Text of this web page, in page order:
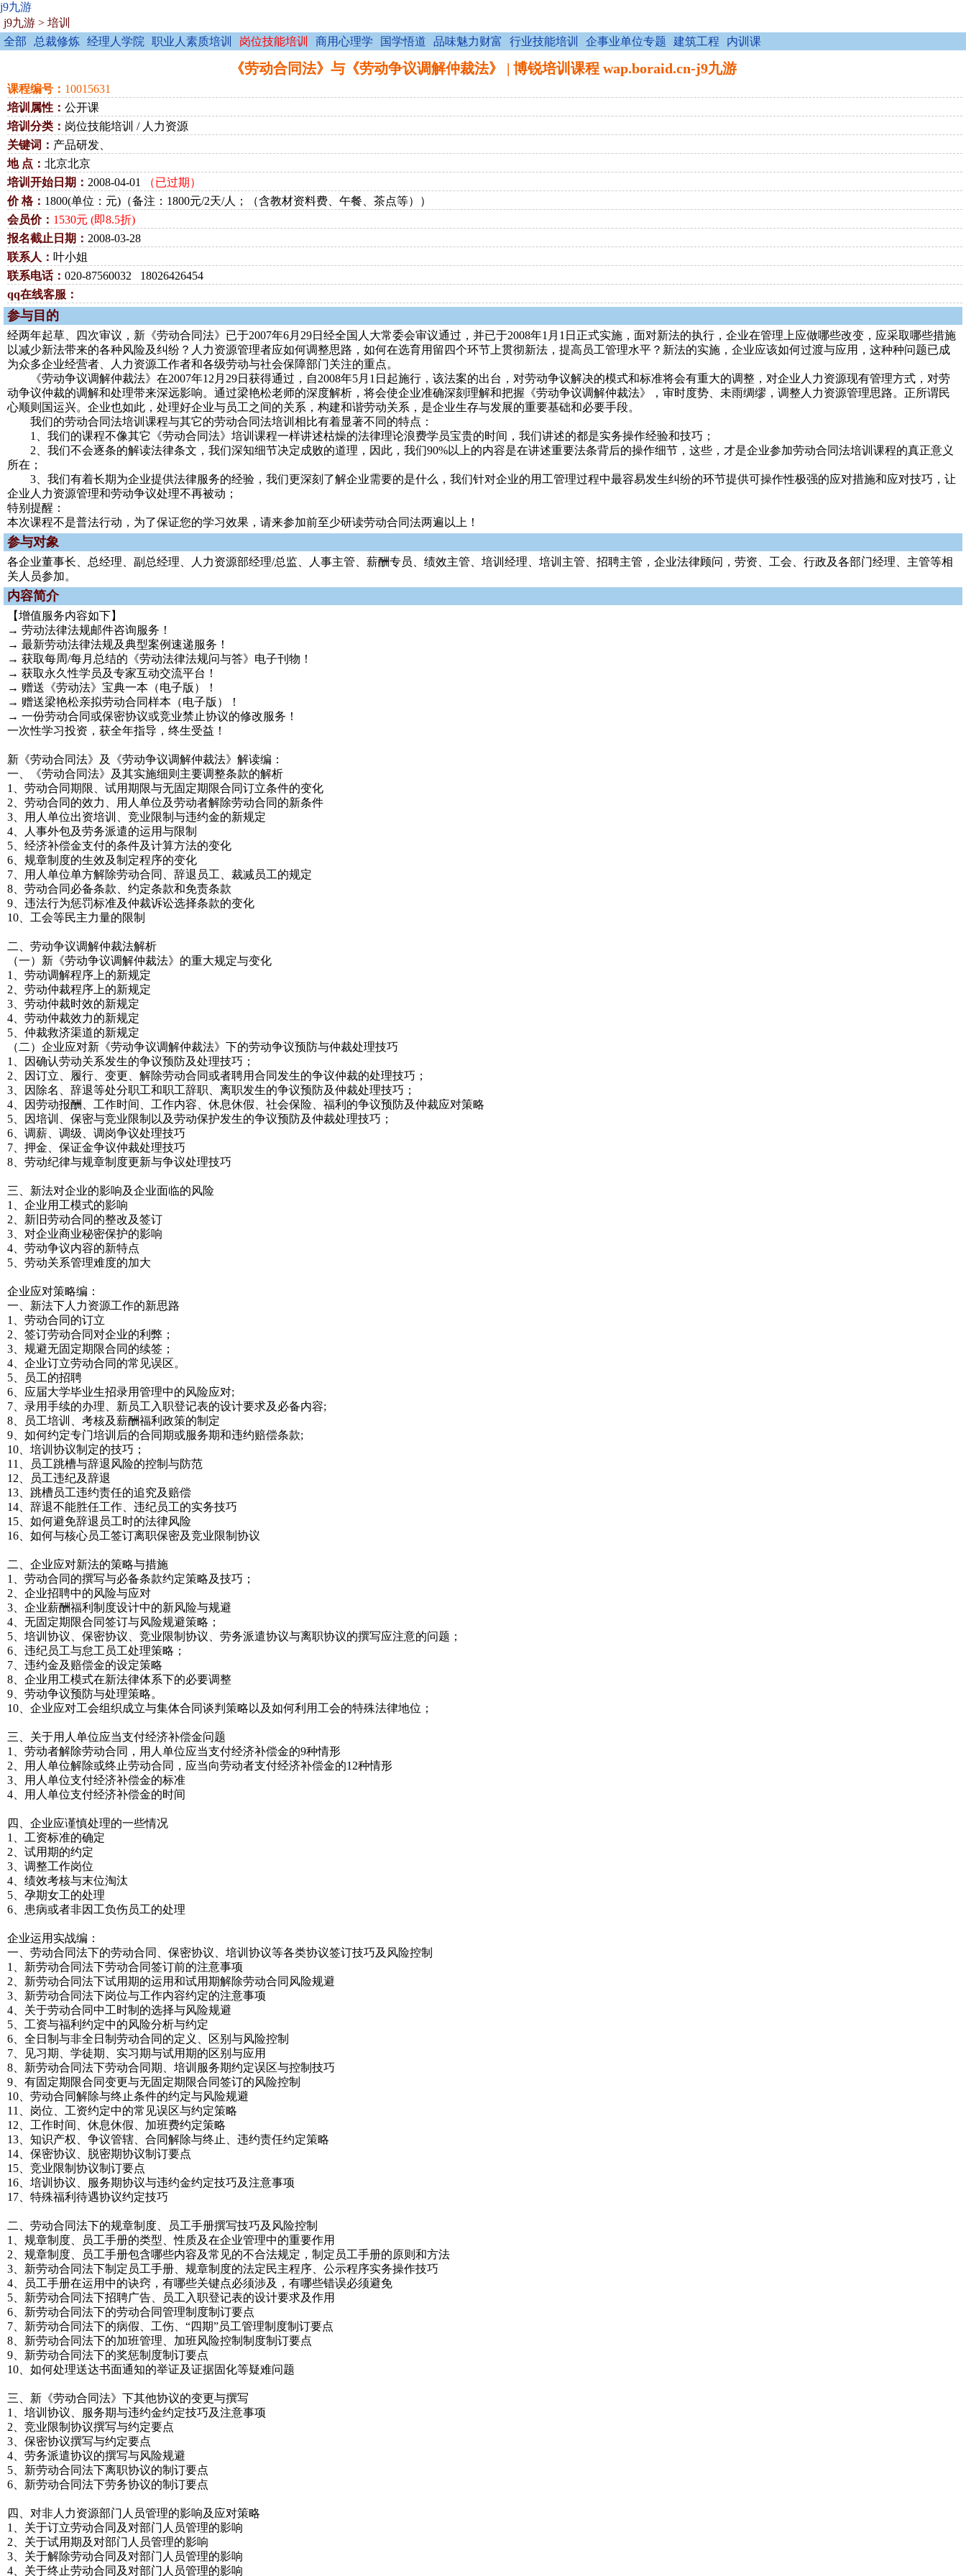
j9九游
j9九游 > 培训
全部
总裁修炼 经理人学院 职业人素质培训 岗位技能培训 商用心理学 国学悟道 品味魅力财富 行业技能培训 企事业单位专题 建筑工程 内训课
《劳动合同法》与《劳动争议调解仲裁法》 | 博锐培训课程 wap.boraid.cn-j9九游
课程编号： 10015631
培训属性： 公开课
培训分类： 岗位技能培训 / 人力资源
关键词： 产品研发、
地 点： 北京北京
培训开始日期： 2008-04-01
（已过期）
价 格： 1800(单位：元)（备注：1800元/2天/人；（含教材资料费、午餐、茶点等））
会员价： 1530元 (即8.5折)
报名截止日期： 2008-03-28
联系人： 叶小姐
联系电话： 020-87560032 18026426454
qq在线客服：
参与目的
经两年起草、四次审议，新《劳动合同法》已于2007年6月29日经全国人大常委会审议通过，并已于2008年1月1日正式实施，面对新法的执行，企业在管理上应做哪些改变，应采取哪些措施
以减少新法带来的各种风险及纠纷？人力资源管理者应如何调整思路，如何在选育用留四个环节上贯彻新法，提高员工管理水平？新法的实施，企业应该如何过渡与应用，这种种问题已成
为众多企业经营者、人力资源工作者和各级劳动与社会保障部门关注的重点。
《劳动争议调解仲裁法》在2007年12月29日获得通过，自2008年5月1日起施行，该法案的出台，对劳动争议解决的模式和标准将会有重大的调整，对企业人力资源现有管理方式，对劳
动争议仲裁的调解和处理带来深远影响。通过梁艳松老师的深度解析，将会使企业准确深刻理解和把握《劳动争议调解仲裁法》，审时度势、未雨绸缪，调整人力资源管理思路。正所谓民
心顺则国运兴。企业也如此，处理好企业与员工之间的关系，构建和谐劳动关系，是企业生存与发展的重要基础和必要手段。
我们的劳动合同法培训课程与其它的劳动合同法培训相比有着显著不同的特点：
1、我们的课程不像其它《劳动合同法》培训课程一样讲述枯燥的法律理论浪费学员宝贵的时间，我们讲述的都是实务操作经验和技巧；
2、我们不会逐条的解读法律条文，我们深知细节决定成败的道理，因此，我们90%以上的内容是在讲述重要法条背后的操作细节，这些，才是企业参加劳动合同法培训课程的真正意义
所在；
3、我们有着长期为企业提供法律服务的经验，我们更深刻了解企业需要的是什么，我们针对企业的用工管理过程中最容易发生纠纷的环节提供可操作性极强的应对措施和应对技巧，让
企业人力资源管理和劳动争议处理不再被动；
特别提醒：
本次课程不是普法行动，为了保证您的学习效果，请来参加前至少研读劳动合同法两遍以上！
参与对象
各企业董事长、总经理、副总经理、人力资源部经理/总监、人事主管、薪酬专员、绩效主管、培训经理、培训主管、招聘主管，企业法律顾问，劳资、工会、行政及各部门经理、主管等相
关人员参加。
内容简介
【增值服务内容如下】
→ 劳动法律法规邮件咨询服务！
→ 最新劳动法律法规及典型案例速递服务！
→ 获取每周/每月总结的《劳动法律法规问与答》电子刊物！
→ 获取永久性学员及专家互动交流平台！
→ 赠送《劳动法》宝典一本（电子版）！
→ 赠送梁艳松亲拟劳动合同样本（电子版）！
→ 一份劳动合同或保密协议或竞业禁止协议的修改服务！
一次性学习投资，获全年指导，终生受益！
新《劳动合同法》及《劳动争议调解仲裁法》解读编：
一、《劳动合同法》及其实施细则主要调整条款的解析
1、劳动合同期限、试用期限与无固定期限合同订立条件的变化
2、劳动合同的效力、用人单位及劳动者解除劳动合同的新条件
3、用人单位出资培训、竞业限制与违约金的新规定
4、人事外包及劳务派遣的运用与限制
5、经济补偿金支付的条件及计算方法的变化
6、规章制度的生效及制定程序的变化
7、用人单位单方解除劳动合同、辞退员工、裁减员工的规定
8、劳动合同必备条款、约定条款和免责条款
9、违法行为惩罚标准及仲裁诉讼选择条款的变化
10、工会等民主力量的限制
二、劳动争议调解仲裁法解析
（一）新《劳动争议调解仲裁法》的重大规定与变化
1、劳动调解程序上的新规定
2、劳动仲裁程序上的新规定
3、劳动仲裁时效的新规定
4、劳动仲裁效力的新规定
5、仲裁救济渠道的新规定
（二）企业应对新《劳动争议调解仲裁法》下的劳动争议预防与仲裁处理技巧
1、因确认劳动关系发生的争议预防及处理技巧；
2、因订立、履行、变更、解除劳动合同或者聘用合同发生的争议仲裁的处理技巧；
3、因除名、辞退等处分职工和职工辞职、离职发生的争议预防及仲裁处理技巧；
4、因劳动报酬、工作时间、工作内容、休息休假、社会保险、福利的争议预防及仲裁应对策略
5、因培训、保密与竞业限制以及劳动保护发生的争议预防及仲裁处理技巧；
6、调薪、调级、调岗争议处理技巧
7、押金、保证金争议仲裁处理技巧
8、劳动纪律与规章制度更新与争议处理技巧
三、新法对企业的影响及企业面临的风险
1、企业用工模式的影响
2、新旧劳动合同的整改及签订
3、对企业商业秘密保护的影响
4、劳动争议内容的新特点
5、劳动关系管理难度的加大
企业应对策略编：
一、新法下人力资源工作的新思路
1、劳动合同的订立
2、签订劳动合同对企业的利弊；
3、规避无固定期限合同的续签；
4、企业订立劳动合同的常见误区。
5、员工的招聘
6、应届大学毕业生招录用管理中的风险应对;
7、录用手续的办理、新员工入职登记表的设计要求及必备内容;
8、员工培训、考核及薪酬福利政策的制定
9、如何约定专门培训后的合同期或服务期和违约赔偿条款;
10、培训协议制定的技巧；
11、员工跳槽与辞退风险的控制与防范
12、员工违纪及辞退
13、跳槽员工违约责任的追究及赔偿
14、辞退不能胜任工作、违纪员工的实务技巧
15、如何避免辞退员工时的法律风险
16、如何与核心员工签订离职保密及竞业限制协议
二、企业应对新法的策略与措施
1、劳动合同的撰写与必备条款约定策略及技巧；
2、企业招聘中的风险与应对
3、企业薪酬福利制度设计中的新风险与规避
4、无固定期限合同签订与风险规避策略；
5、培训协议、保密协议、竞业限制协议、劳务派遣协议与离职协议的撰写应注意的问题；
6、违纪员工与怠工员工处理策略；
7、违约金及赔偿金的设定策略
8、企业用工模式在新法律体系下的必要调整
9、劳动争议预防与处理策略。
10、企业应对工会组织成立与集体合同谈判策略以及如何利用工会的特殊法律地位；
三、关于用人单位应当支付经济补偿金问题
1、劳动者解除劳动合同，用人单位应当支付经济补偿金的9种情形
2、用人单位解除或终止劳动合同，应当向劳动者支付经济补偿金的12种情形
3、用人单位支付经济补偿金的标准
4、用人单位支付经济补偿金的时间
四、企业应谨慎处理的一些情况
1、工资标准的确定
2、试用期的约定
3、调整工作岗位
4、绩效考核与末位淘汰
5、孕期女工的处理
6、患病或者非因工负伤员工的处理
企业运用实战编：
一、劳动合同法下的劳动合同、保密协议、培训协议等各类协议签订技巧及风险控制
1、新劳动合同法下劳动合同签订前的注意事项
2、新劳动合同法下试用期的运用和试用期解除劳动合同风险规避
3、新劳动合同法下岗位与工作内容约定的注意事项
4、关于劳动合同中工时制的选择与风险规避
5、工资与福利约定中的风险分析与约定
6、全日制与非全日制劳动合同的定义、区别与风险控制
7、见习期、学徒期、实习期与试用期的区别与应用
8、新劳动合同法下劳动合同期、培训服务期约定误区与控制技巧
9、有固定期限合同变更与无固定期限合同签订的风险控制
10、劳动合同解除与终止条件的约定与风险规避
11、岗位、工资约定中的常见误区与约定策略
12、工作时间、休息休假、加班费约定策略
13、知识产权、争议管辖、合同解除与终止、违约责任约定策略
14、保密协议、脱密期协议制订要点
15、竞业限制协议制订要点
16、培训协议、服务期协议与违约金约定技巧及注意事项
17、特殊福利待遇协议约定技巧
二、劳动合同法下的规章制度、员工手册撰写技巧及风险控制
1、规章制度、员工手册的类型、性质及在企业管理中的重要作用
2、规章制度、员工手册包含哪些内容及常见的不合法规定，制定员工手册的原则和方法
3、新劳动合同法下制定员工手册、规章制度的法定民主程序、公示程序实务操作技巧
4、员工手册在运用中的诀窍，有哪些关键点必须涉及，有哪些错误必须避免
5、新劳动合同法下招聘广告、员工入职登记表的设计要求及作用
6、新劳动合同法下的劳动合同管理制度制订要点
7、新劳动合同法下的病假、工伤、“四期”员工管理制度制订要点
8、新劳动合同法下的加班管理、加班风险控制制度制订要点
9、新劳动合同法下的奖惩制度制订要点
10、如何处理送达书面通知的举证及证据固化等疑难问题
三、新《劳动合同法》下其他协议的变更与撰写
1、培训协议、服务期与违约金约定技巧及注意事项
2、竞业限制协议撰写与约定要点
3、保密协议撰写与约定要点
4、劳务派遣协议的撰写与风险规避
5、新劳动合同法下离职协议的制订要点
6、新劳动合同法下劳务协议的制订要点
四、对非人力资源部门人员管理的影响及应对策略
1、关于订立劳动合同及对部门人员管理的影响
2、关于试用期及对部门人员管理的影响
3、关于解除劳动合同及对部门人员管理的影响
4、关于终止劳动合同及对部门人员管理的影响